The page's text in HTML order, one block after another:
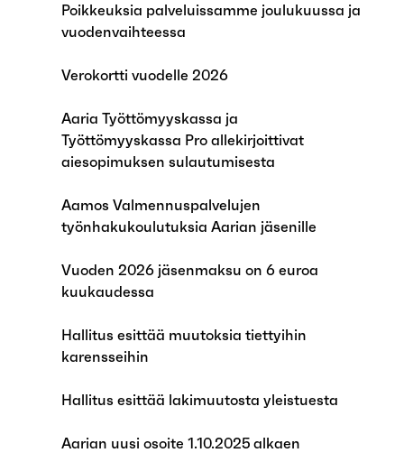
Poikkeuksia palveluissamme joulukuussa ja
vuodenvaihteessa
Verokortti vuodelle 2026
Aaria Työttömyyskassa ja
Työttömyyskassa Pro allekirjoittivat
aiesopimuksen sulautumisesta
Aamos Valmennuspalvelujen
työnhakukoulutuksia Aarian jäsenille
Vuoden 2026 jäsenmaksu on 6 euroa
kuukaudessa
Hallitus esittää muutoksia tiettyihin
karensseihin
Hallitus esittää lakimuutosta yleistuesta
Aarian uusi osoite 1.10.2025 alkaen